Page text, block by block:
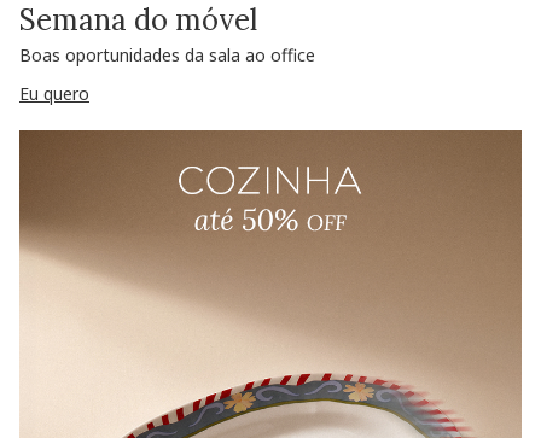
Semana do móvel
Boas oportunidades da sala ao office
Eu quero